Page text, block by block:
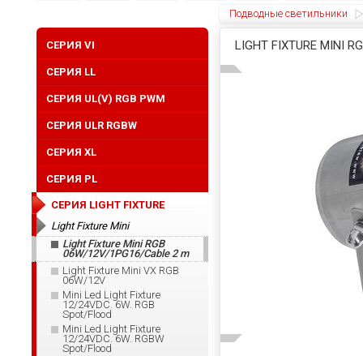
Подводные светильники
LIGHT FIXTURE MINI
CЕРИЯ VI
СЕРИЯ LL
СЕРИЯ UL(V) RGB PWM
СЕРИЯ ULR RGBW
CЕРИЯ XL
СЕРИЯ PL
СЕРИЯ LIGHT FIXTURE
Light Fixture Mini
Light Fixture Mini RGB
06W/12V/1PG16/Cable 2 m
Light Fixture Mini VX RGB
06W/12V
Mini Led Light Fixture
12/24VDC. 6W. RGB
Spot/Flood
Mini Led Light Fixture
12/24VDC. 6W. RGBW
Spot/Flood